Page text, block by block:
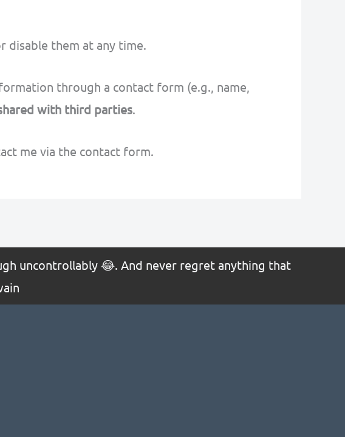
disable them at any time.
through a contact form (e.g., name,
with third parties.
me via the contact form.
uncontrollably 😂. And never regret anything that